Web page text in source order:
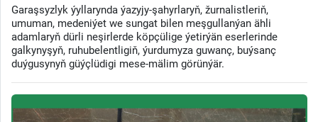
Garaşsyzlyk ýyllarynda ýazyjy-şahyrlaryň, žurnalistleriň,
umuman, medeniýet we sungat bilen meşgullanýan ähli
adamlaryň dürli neşirlerde köpçülige ýetirýän eserlerinde
galkynyşyň, ruhubelentligiň, ýurdumyza guwanç, buýsanç
duýgusynyň güýçlüdigi mese-mälim görünýär.